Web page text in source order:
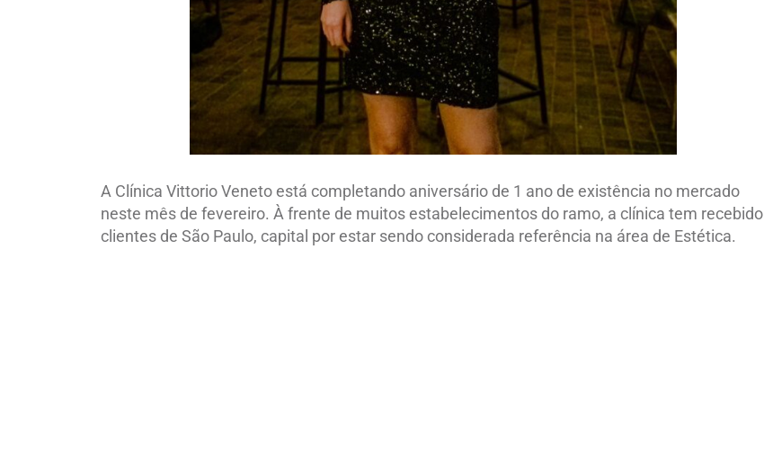
A Clínica Vittorio Veneto está completando aniversário de 1 ano de existência no mercado
neste mês de fevereiro. À frente de muitos estabelecimentos do ramo, a clínica tem recebido
clientes de São Paulo, capital por estar sendo considerada referência na área de Estética.